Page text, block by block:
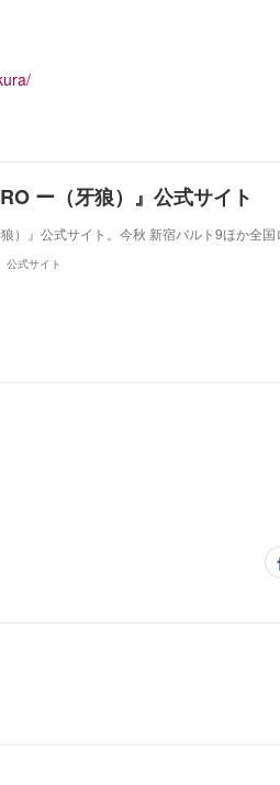
ー（牙狼）』公式サイト
）』公式サイト。今秋 新宿バルト9ほか全国
公式サイト